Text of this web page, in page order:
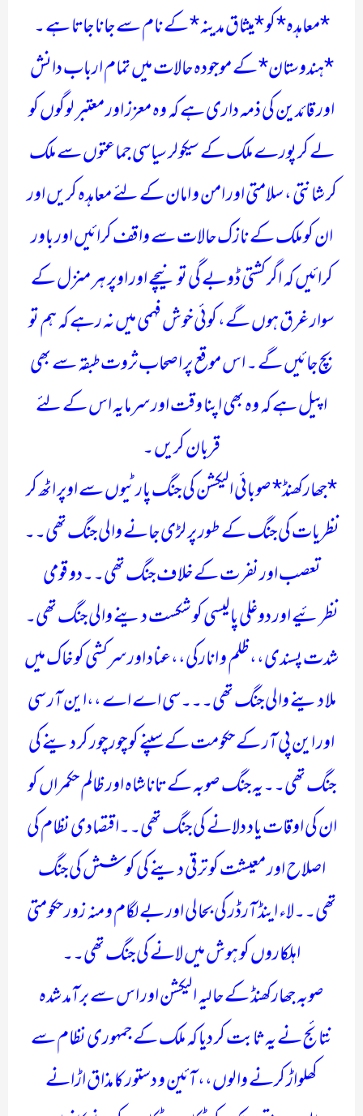
*معاہدہ* کو *میثاق مدینہ* کے نام سے جانا جاتا ہے ۔
*ہندوستان* کے موجودہ حالات میں تمام ارباب دانش
اور قائدین کی ذمہ داری ہے کہ وہ معزز اور معتبر لوگوں کو
لے کر پورے ملک کے سیکولر سیاسی جماعتوں سے ملک
کر شانتی ، سلامتی اور امن و امان کے لئے معاہدہ کریں اور
ان کو ملک کے نازک حالات سے واقف کرائیں اور باور
کرائیں کہ اگر کشتی ڈوبے گی تو نیچے اور اوپر ہر منزل کے
سوار غرق ہوں گے، کوئی خوش فہمی میں نہ رہے کہ ہم تو
بچ جائیں گے ۔ اس موقع پر اصحاب ثروت طبقہ سے بھی
اپیل ہے کہ وہ بھی اپنا وقت اور سرمایہ اس کے لئے
قربان کریں ۔
*جھارکھنڈ* صوبائی الیکشن کی جنگ پارٹیوں سے اوپر اٹھ کر
نظریات کی جنگ کے طور پر لڑی جانے والی جنگ تھی۔۔
تعصب اور نفرت کے خلاف جنگ تھی۔۔دو قومی
نظرئیے اور دوغلی پالیسی کو شکست دینے والی جنگ تھی۔
شدت پسندی،،ظلم و انارکی،،عناد اور سرکشی کو خاک میں
ملا دینے والی جنگ تھی۔۔۔سی اے اے ،،این آر سی
اور این پی آر کے حکومت کے سپنے کو چور چور کر دینے کی
جنگ تھی۔۔یہ جنگ صوبہ کے تاناشاہ اور ظالم حکمراں کو
ان کی اوقات یاد دلانے کی جنگ تھی۔۔اقتصادی نظام کی
اصلاح اور معیشت کو ترقی دینے کی کوشش کی جنگ
تھی۔۔لاء اینڈ آرڈر کی بحالی اور بےلگام و منہ زور حکومتی
اہلکاروں کو ہوش میں لانے کی جنگ تھی۔۔
صوبہ جھارکھنڈ کے حالیہ الیکشن اور اس سے برآمد شدہ
نتائج نے یہ ثابت کر دیا کہ ملک کے جمہوری نظام سے
کھلواڑ کرنے والوں،، آئین و دستور کا مذاق اڑانے